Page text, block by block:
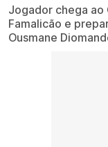
Jogador chega ao
Famalicão e
Ousmane